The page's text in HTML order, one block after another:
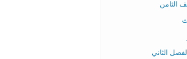
الثامن
الثاني